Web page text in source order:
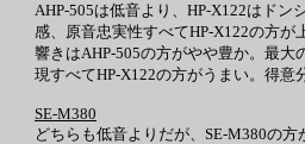
AHP-505は低音より、HP-X122はド
感、原音忠実性すべてHP-X122の方が
響きはAHP-505の方がやや豊か。最
現すべてHP-X122の方がうまい。得意
SE-M380
どちらも低音よりだが、SE-M380の